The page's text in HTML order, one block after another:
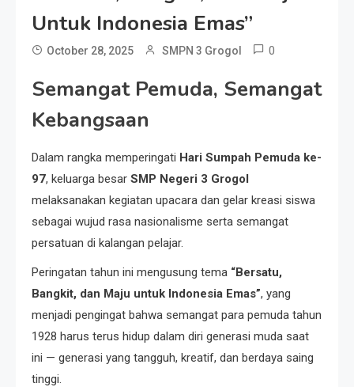
Untuk Indonesia Emas”
October 28, 2025 SMPN 3 Grogol 0
Semangat Pemuda, Semangat
Kebangsaan
Dalam rangka memperingati Hari Sumpah Pemuda ke-
97, keluarga besar SMP Negeri 3 Grogol
melaksanakan kegiatan upacara dan gelar kreasi siswa
sebagai wujud rasa nasionalisme serta semangat
persatuan di kalangan pelajar.
Peringatan tahun ini mengusung tema “Bersatu,
Bangkit, dan Maju untuk Indonesia Emas”, yang
menjadi pengingat bahwa semangat para pemuda tahun
1928 harus terus hidup dalam diri generasi muda saat
ini — generasi yang tangguh, kreatif, dan berdaya saing
tinggi.